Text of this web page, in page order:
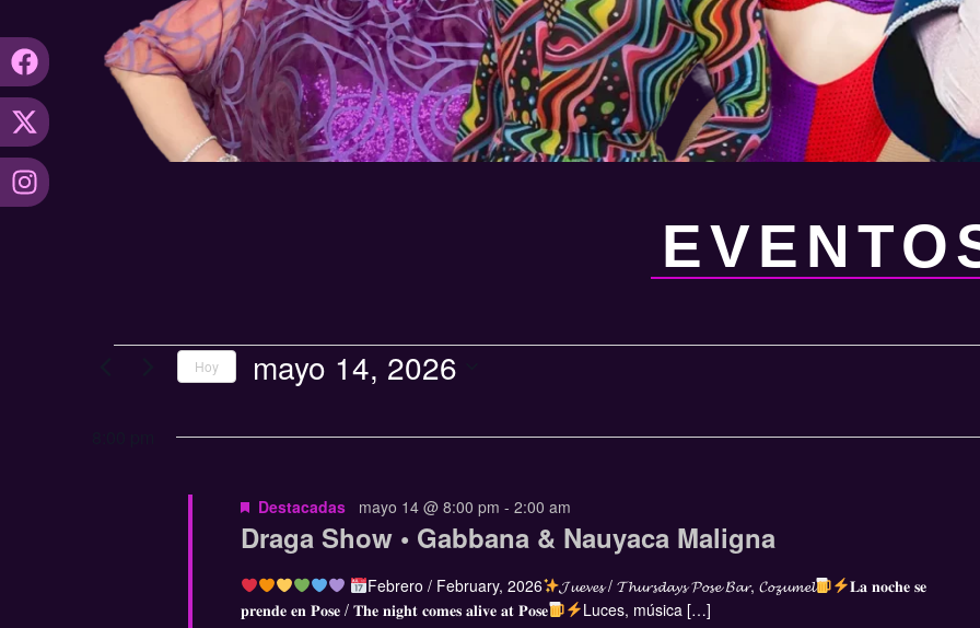
Hoy mayo 14, 2026
Draga Show • Gabbana & Nauyaca Maligna
Destacadas mayo 14 @ 8:00 pm - 2:00 am
Febrero / February, 2026 𝓙𝓾𝓮𝓿𝓮𝓼 / 𝓣𝓱𝓾𝓻𝓼𝓭𝓪𝔂𝓼 𝓟𝓸𝓼𝓮 𝓑𝓪𝓻, 𝓒𝓸𝔃𝓾𝓶𝓮𝓵
𝐋𝐚 𝐧𝐨𝐜𝐡𝐞 𝐬𝐞
𝐩𝐫𝐞𝐧𝐝𝐞 𝐞𝐧 𝐏𝐨𝐬𝐞 / 𝐓𝐡𝐞 𝐧𝐢𝐠𝐡𝐭 𝐜𝐨𝐦𝐞𝐬 𝐚𝐥𝐢𝐯𝐞 𝐚𝐭 𝐏𝐨𝐬𝐞
Luces, música […]